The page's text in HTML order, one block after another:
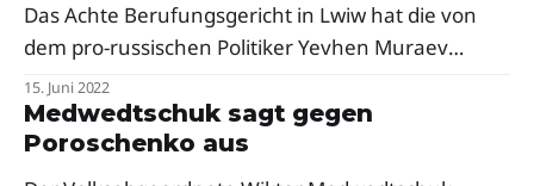
Das Achte Berufungsgericht in Lwiw hat die von
dem pro-russischen Politiker Yevhen Muraev
geführte Nashi-Partei sowie zwei weitere politische
Parteien, die Partei des Cherson-
Besatzungsführers Wolodymyr Saldo und die
Partei eines anderen Cherson-Kollaborateurs, Kirill
15. Juni 2022
Medwedtschuk sagt gegen
Poroschenko aus